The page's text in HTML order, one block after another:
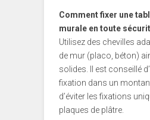
Comment fixer une
murale en toute
Utilisez des chevilles
de mur (placo, béton)
solides. Il est conseillé
fixation dans un
d’éviter les fixations
plaques de plâtre.